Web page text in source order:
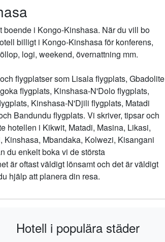
i Kongo-Kinshasa. När du vill bo
billigt i Kongo-Kinshasa för konferens,
logi, weekend, övernattning mm.
flygplatser som Lisala flygplats, Gbadolite
flygplats, Kinshasa-N'Dolo flygplats,
Kinshasa-N'Djili flygplats, Matadi
Bandundu flygplats. Vi skriver, tipsar och
hotellen i Kikwit, Matadi, Masina, Likasi,
Kinshasa, Mbandaka, Kolwezi, Kisangani
du enkelt boka vi de största
är oftast väldigt lönsamt och det är väldigt
hjälp att planera din resa.
Hotell i populära städer